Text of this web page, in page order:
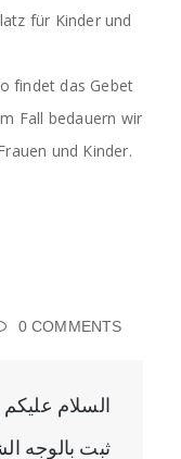
für Kinder und
findet das Gebet
Fall bedauern wir
und Kinder.
0COMMENTS
السلام
ثبت بالوجه